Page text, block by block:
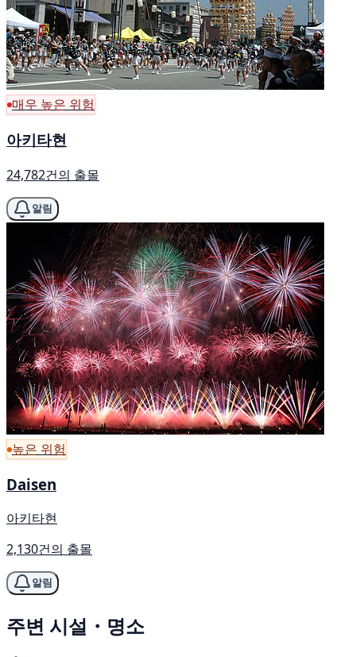
매우 높은 위험
아키타현
24,782건의 출몰
알림
높은 위험
Daisen
아키타현
2,130건의 출몰
알림
주변 시설・명소